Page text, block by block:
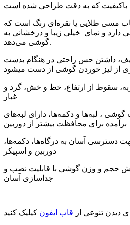
باکیفیت که به دقت طراحی شده است
مسی طلایی یا نقره‌ای رنگ است که
دارد و نمای خیلی زیبا و درخشانی به
گوشی می‌دهد.
داشتن حس راحتی در هنگام بدست
از لیز خوردن گوشی از دست میشود
سقوط از ارتفاع، خط و خش، گرد و
غبار
، لبه‌ها و دکمه‌ها، دارای لبه‌های
برآمده برای محافظت بیشتر از دوربین
دسترسی آسان به درگاه‌ها، دکمه‌ها،
دوربین و اسپیکر
حجم و وزن گوشی با قابلیت نصب و
جداسازی آسان
دیدن تنوعی از قاب ایفون کیلیک کنید